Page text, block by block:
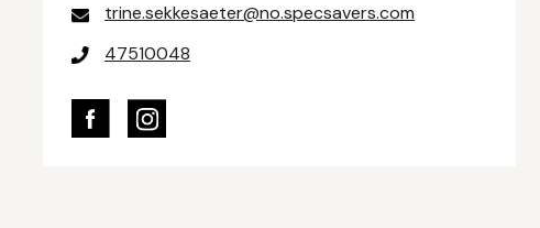
trine.sekkesaeter@no.specsavers.com
47510048